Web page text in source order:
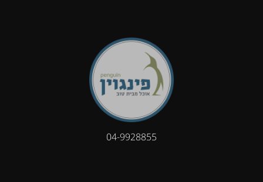
04-9928855